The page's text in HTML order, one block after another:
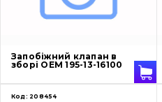
Запобіжний клапан в
зборі OEM 195-13-16100
Код: 208454